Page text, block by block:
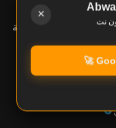
النسخ الخطية
صالح العصيمي
نت
×